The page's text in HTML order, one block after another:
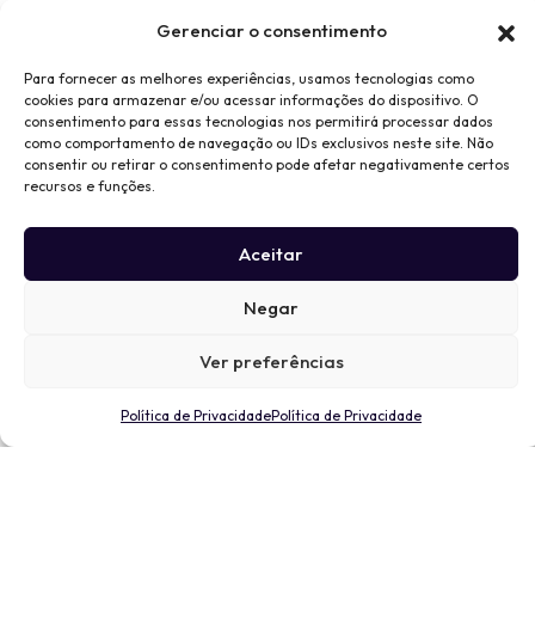
Gerenciar o consentimento
Para fornecer as melhores experiências, usamos tecnologias como
cookies para armazenar e/ou acessar informações do dispositivo. O
consentimento para essas tecnologias nos permitirá processar dados
como comportamento de navegação ou IDs exclusivos neste site. Não
consentir ou retirar o consentimento pode afetar negativamente certos
recursos e funções.
Aceitar
Negar
Ver preferências
Política de PrivacidadePolítica de Privacidade